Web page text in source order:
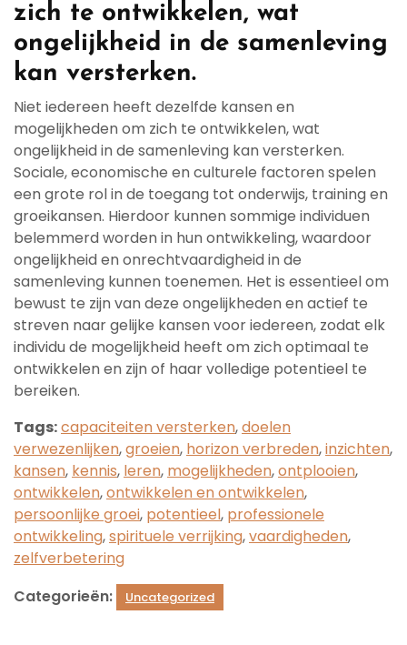
zich te ontwikkelen, wat
ongelijkheid in de samenleving
kan versterken.
Niet iedereen heeft dezelfde kansen en
mogelijkheden om zich te ontwikkelen, wat
ongelijkheid in de samenleving kan versterken.
Sociale, economische en culturele factoren spelen
een grote rol in de toegang tot onderwijs, training en
groeikansen. Hierdoor kunnen sommige individuen
belemmerd worden in hun ontwikkeling, waardoor
ongelijkheid en onrechtvaardigheid in de
samenleving kunnen toenemen. Het is essentieel om
bewust te zijn van deze ongelijkheden en actief te
streven naar gelijke kansen voor iedereen, zodat elk
individu de mogelijkheid heeft om zich optimaal te
ontwikkelen en zijn of haar volledige potentieel te
bereiken.
Tags:capaciteiten versterken,doelen
verwezenlijken,groeien, horizon verbreden,inzichten,
kansen, kennis, leren, mogelijkheden,ontplooien,
ontwikkelen,ontwikkelen en ontwikkelen,
persoonlijke groei, potentieel, professionele
ontwikkeling,spirituele verrijking,vaardigheden,
zelfverbetering
Categorieën:
Uncategorized